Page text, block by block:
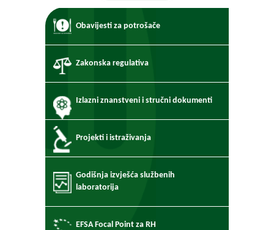
Obavijesti za potrošače
Zakonska regulativa
Izlazni znanstveni i stručni dokumenti
Projekti i istraživanja
Godišnja izvješća službenih
laboratorija
EFSA Focal Point za RH